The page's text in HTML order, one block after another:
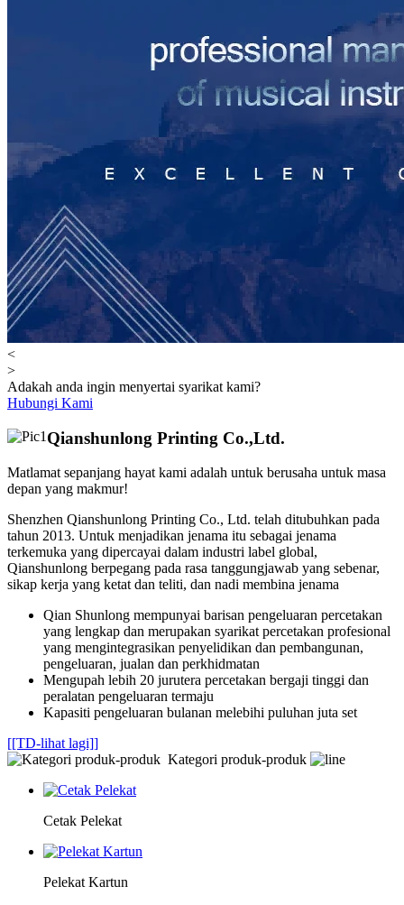
<
>
Adakah anda ingin menyertai syarikat kami?
Hubungi Kami
Qianshunlong Printing Co.,Ltd.
Matlamat sepanjang hayat kami adalah untuk berusaha untuk masa
depan yang makmur!
Shenzhen Qianshunlong Printing Co., Ltd. telah ditubuhkan pada
tahun 2013. Untuk menjadikan jenama itu sebagai jenama
terkemuka yang dipercayai dalam industri label global,
Qianshunlong berpegang pada rasa tanggungjawab yang sebenar,
sikap kerja yang ketat dan teliti, dan nadi membina jenama
Qian Shunlong mempunyai barisan pengeluaran percetakan
yang lengkap dan merupakan syarikat percetakan profesional
yang mengintegrasikan penyelidikan dan pembangunan,
pengeluaran, jualan dan perkhidmatan
Mengupah lebih 20 jurutera percetakan bergaji tinggi dan
peralatan pengeluaran termaju
Kapasiti pengeluaran bulanan melebihi puluhan juta set
[[TD-lihat lagi]]
Kategori produk-produk
Cetak Pelekat
Pelekat Kartun